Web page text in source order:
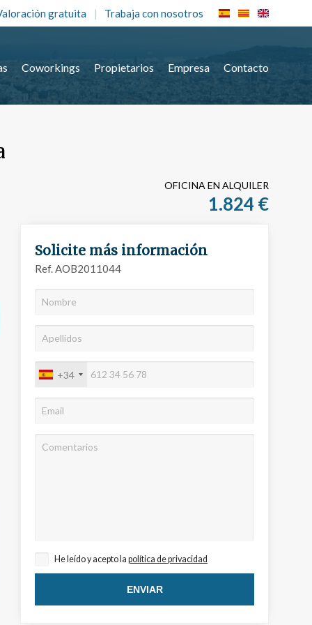
gratuita Trabaja con nosotros
Coworkings Propietarios Empresa Contacto
OFICINA EN ALQUILER
1.824 €
Solicite más información
Ref. AOB2011044
+34
He leído y acepto la política de privacidad